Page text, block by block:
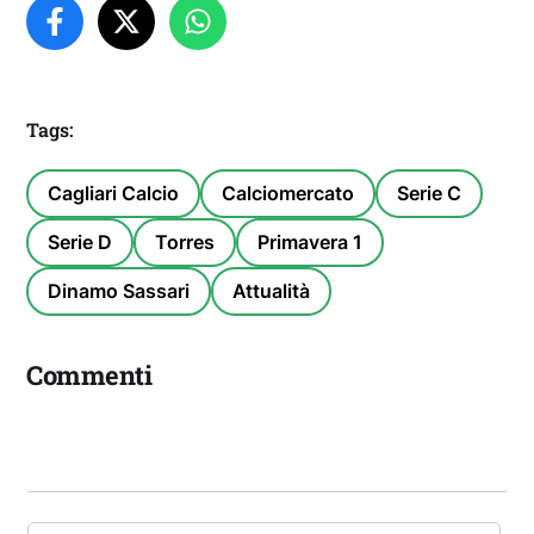
Tags:
Cagliari Calcio Calciomercato Serie C
Serie D Torres Primavera 1
Dinamo Sassari Attualità
Commenti